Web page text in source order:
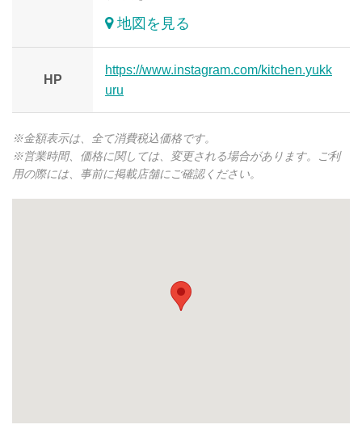
地図を見る
HP
https://www.instagram.com/kitchen.yukk
uru
※金額表示は、全て消費税込価格です。
※営業時間、価格に関しては、変更される場合があります。ご利
用の際には、事前に掲載店舗にご確認ください。